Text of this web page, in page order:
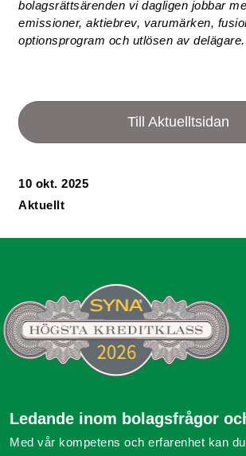
bolagsrättsärenden vi dagligen jobbar
emissioner, aktiebrev, varumärken,
optionsprogram och utlösen av delägare.
Till Aktuelltsidan
10 okt. 2025
Aktuellt
Ledande inom bolagsfrågor
Med vår kompetens och erfarenhet kan